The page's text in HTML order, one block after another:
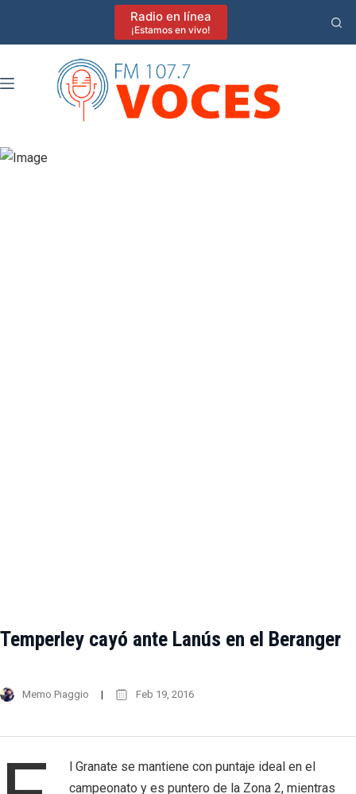
Radio en línea
¡Estamos en vivo!
Temperley cayó ante Lanús en el Beranger
Memo Piaggio Feb 19, 2016
l Granate se mantiene con puntaje ideal en el
campeonato y es puntero de la Zona 2, mientras